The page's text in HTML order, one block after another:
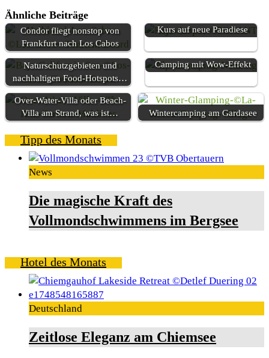
Ähnliche Beiträge
Condor fliegt nonstop von
Frankfurt nach Los Cabos
Kurs auf neue Paradiese
Naturschutzgebieten und
nachhaltigen Food-Hotspots…
Camping mit Wow-Effekt
Over-Water-Villa oder Beach-
Villa am Strand, was ist…
Wintercamping am Gardasee
Tipp des Monats
News
Die magische Kraft des
Vollmondschwimmens im Bergsee
Hotel des Monats
Deutschland
Zeitlose Eleganz am Chiemsee